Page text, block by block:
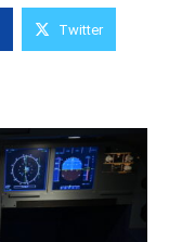
Twitter